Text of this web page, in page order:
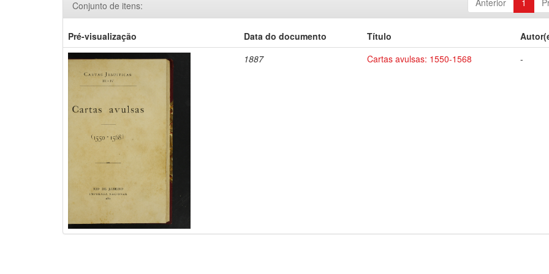
Anterior 1
Conjunto de itens:
Pré-visualização Data do documento Título
1887
Cartas avulsas: 1550-1568 -